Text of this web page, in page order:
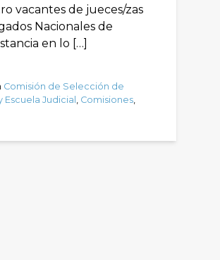
vacantes de jueces/zas
Nacionales de
en lo […]
Comisión de Selección de
Escuela Judicial Comisiones